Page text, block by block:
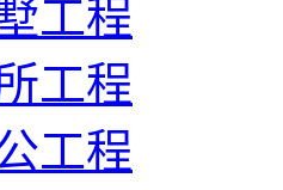
工程
工程
工程